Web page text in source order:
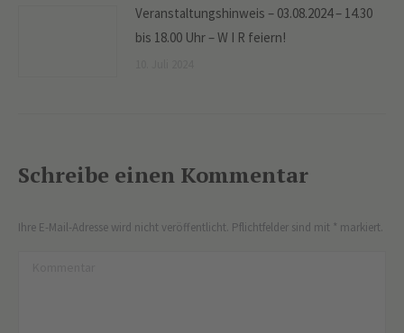
Veranstaltungshinweis – 03.08.2024 – 14.30
bis 18.00 Uhr – W I R feiern!
Schreibe einen Kommentar
Ihre E-Mail-Adresse wird nicht veröffentlicht. Pflichtfelder sind mit * markiert.